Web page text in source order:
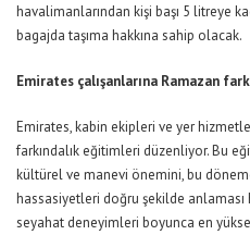
havalimanlarından kişi başı 5 litreye
bagajda taşıma hakkına sahip olacak.
Emirates çalışanlarına Ramazan
Emirates, kabin ekipleri ve yer
farkındalık eğitimleri düzenliyor. Bu
kültürel ve manevi önemini, bu
hassasiyetleri doğru şekilde
seyahat deneyimleri boyunca en